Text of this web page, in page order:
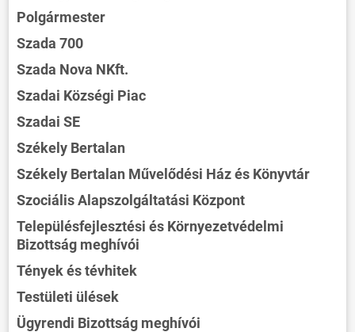
Polgármester
Szada 700
Szada Nova NKft.
Szadai Községi Piac
Szadai SE
Székely Bertalan
Székely Bertalan Művelődési Ház és Könyvtár
Szociális Alapszolgáltatási Központ
Településfejlesztési és Környezetvédelmi
Bizottság meghívói
Tények és tévhitek
Testületi ülések
Ügyrendi Bizottság meghívói